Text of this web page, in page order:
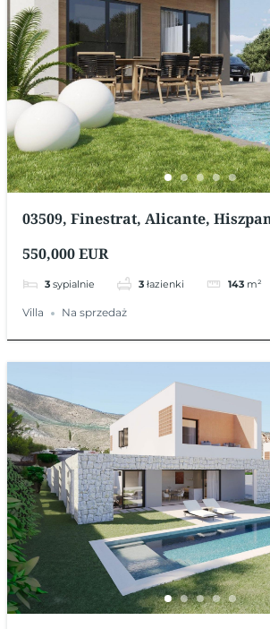
03509, Finestrat, Alicante,
550,000 EUR
3 sypialnie 3 łazienki 143 m²
Villa Na sprzedaż